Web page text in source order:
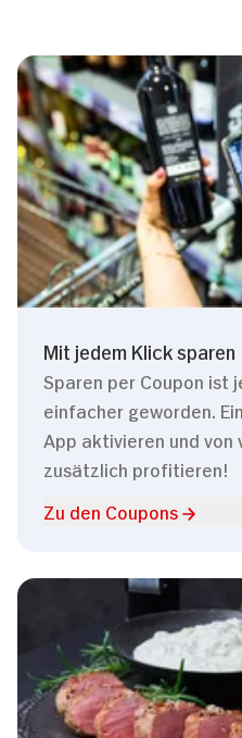
Mit jedem Klick sparen
Sparen per Coupon ist
einfacher geworden.
App aktivieren und von
zusätzlich profitieren!
Zu den Coupons